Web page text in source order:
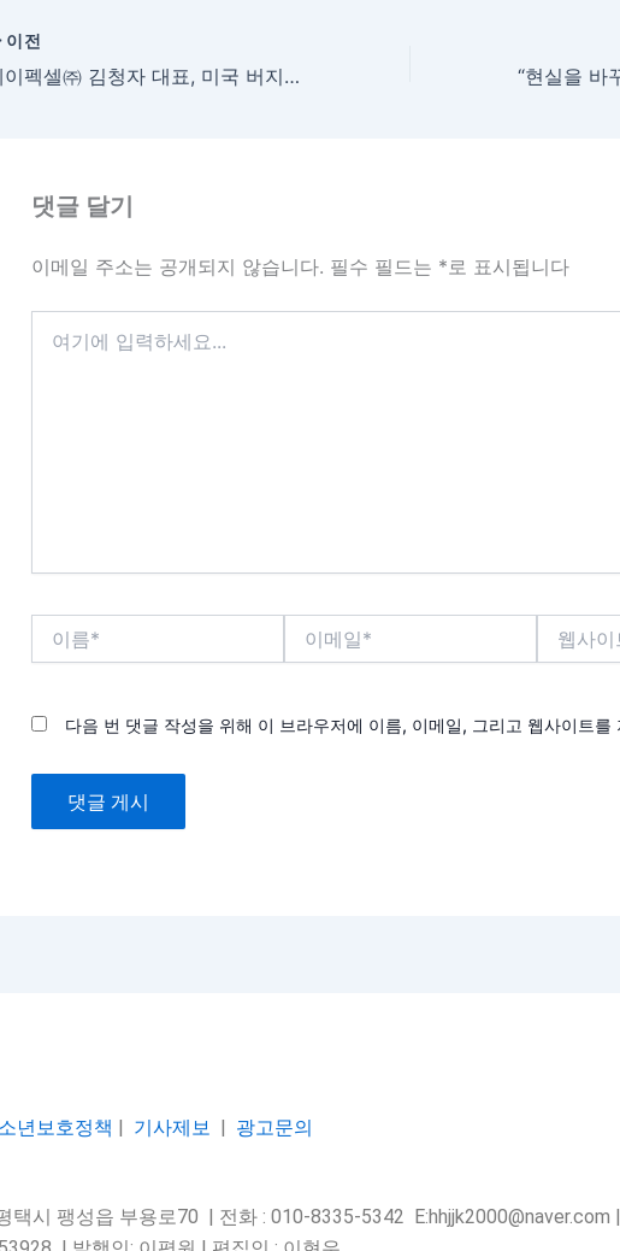
이전
에이펙셀㈜ 김청자 대표, 미국 버지니아대학교 제인 김 이사장과의 업무협약식
댓글 달기
이메일 주소는 공개되지 않습니다. 필수 필드는 * 로 표시됩니다
다음 번 댓글 작성을 위해 이 브라우저에 이름, 이메일, 그리고 웹사이트를
년보호정책 | 기사제보 | 광고문의
택시 팽성읍 부용로70 | 전화 : 010-8335-5342